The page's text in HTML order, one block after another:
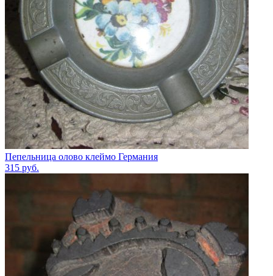
Пепельница олово клеймо Германия
315 руб.